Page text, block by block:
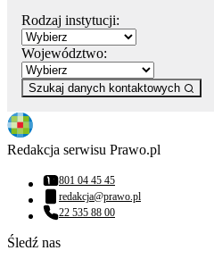
Rodzaj instytucji:
Województwo:
Szukaj danych kontaktowych
Redakcja serwisu Prawo.pl
Numer telefonu:
801 04 45 45
Adres email:
redakcja@prawo.pl
Numer telefonu:
22 535 88 00
Śledź nas